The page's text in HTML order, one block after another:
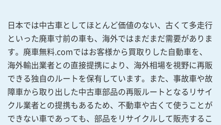
日本では中古車としてほとんど価値のない、古くて多走行
といった廃車寸前の車も、海外ではまだまだ需要がありま
す。廃車無料.comではお客様から買取りした自動車を、
海外輸出業者との直接提携により、海外相場を視野に再販
できる独自のルートを保有しています。また、事故車や故
障車から取り出した中古車部品の再販ルートとなるリサイ
クル業者との提携もあるため、不動車や古くて使うことが
できない車であっても、部品をリサイクルして販売するこ